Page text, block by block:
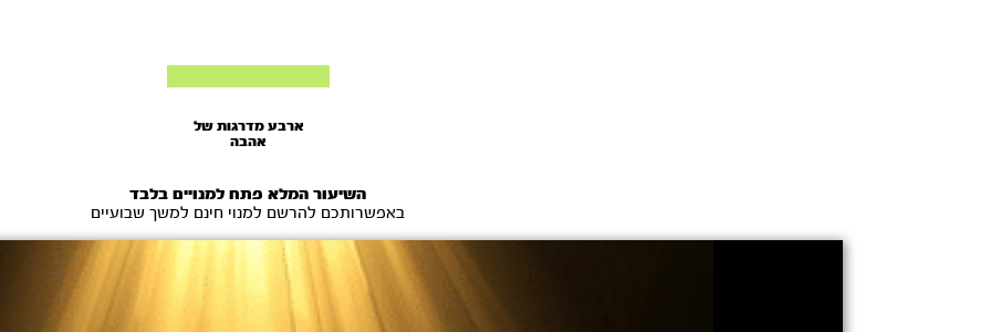
ארבע מדרגות של
אהבה
השיעור המלא פתח למנויים בלבד
באפשרותכם להרשם למנוי חינם למשך שבועיים